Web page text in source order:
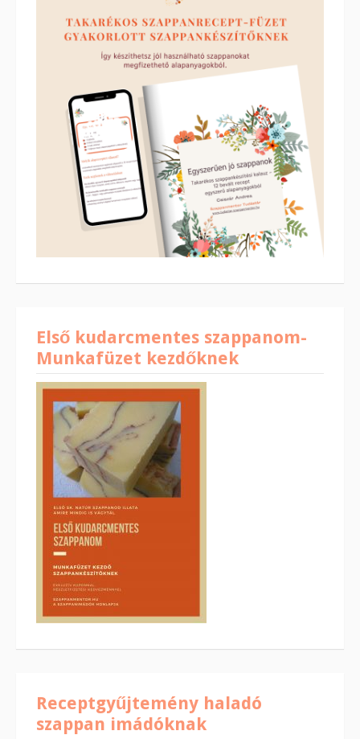
Első kudarcmentes szappanom-
Munkafüzet kezdőknek
Receptgyűjtemény haladó
szappan imádóknak